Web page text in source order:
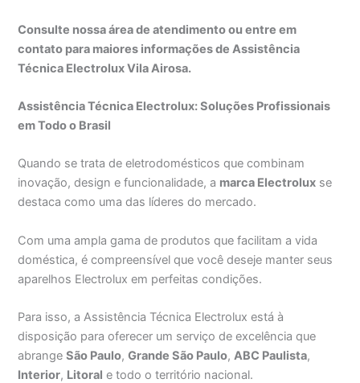
Consulte nossa área de atendimento ou entre em
contato para maiores informações de Assistência
Técnica Electrolux Vila Airosa.
Assistência Técnica Electrolux: Soluções Profissionais
em Todo o Brasil
Quando se trata de eletrodomésticos que combinam
inovação, design e funcionalidade, a marca Electrolux se
destaca como uma das líderes do mercado.
Com uma ampla gama de produtos que facilitam a vida
doméstica, é compreensível que você deseje manter seus
aparelhos Electrolux em perfeitas condições.
Para isso, a Assistência Técnica Electrolux está à
disposição para oferecer um serviço de excelência que
abrangeSão Paulo,Grande São Paulo,ABC Paulista,
Interior, Litoral e todo o território nacional.